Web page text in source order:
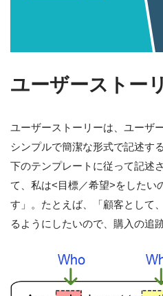
ユーザーストー
ユーザーストーリーは、ユーザ
シンプルで簡潔な形式で記述す
下のテンプレートに従って記述
て、私は<目標／希望>をしたい
す」。たとえば、「顧客として
るようにしたいので、購入の追